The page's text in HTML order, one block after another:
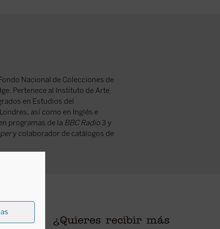
Nacional de Colecciones de
Pertenece al Instituto de Arte
en Estudios del
así como en Inglés e
programas de la BBC Radio3 y
y colaborador de catálogos de
¿Quieres recibir más